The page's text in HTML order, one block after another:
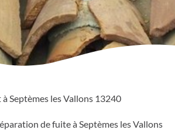
Septèmes les Vallons 13240
de fuite à Septèmes les Vallons